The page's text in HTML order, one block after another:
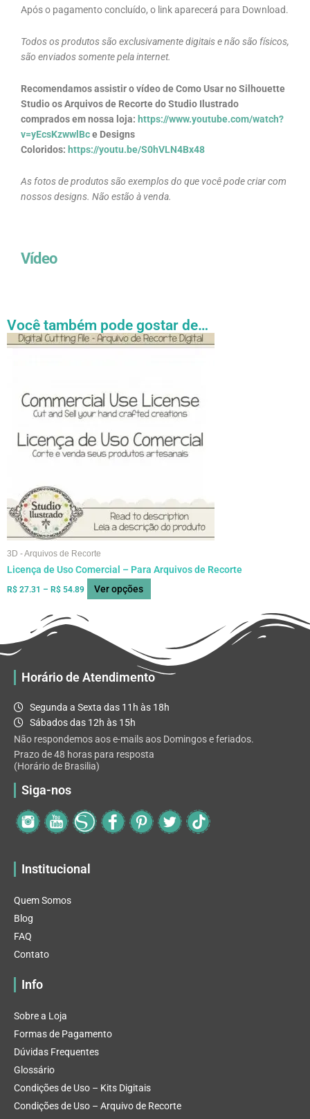
Após o pagamento concluído, o link aparecerá para Download.
Todos os produtos são exclusivamente digitais e não são físicos,
são enviados somente pela internet.
Recomendamos assistir o vídeo de Como Usar no Silhouette
Studio os Arquivos de Recorte do Studio Ilustrado
comprados em nossa loja: https://www.youtube.com/watch?
v=yEcsKzwwlBce Designs
Coloridos: https://youtu.be/S0hVLN4Bx48
As fotos de produtos são exemplos do que você pode criar com
nossos designs. Não estão à venda.
Vídeo
Você também pode gostar de…
3D - Arquivos de Recorte
Licença de Uso Comercial – Para Arquivos de Recorte
R$ 27.31 – R$ 54.89
Faixa
de
R$ 54.89
Ver opções
Este
variantes.
As
podem
ser
página
do
produto
Horário de Atendimento
Segunda a Sexta das 11h às 18h
Sábados das 12h às 15h
Não respondemos aos e-mails aos Domingos e feriados.
Prazo de 48 horas para resposta
(Horário de Brasilia)
Siga-nos
Institucional
Quem Somos
Blog
FAQ
Contato
Info
Sobre a Loja
Formas de Pagamento
Dúvidas Frequentes
Glossário
Condições de Uso – Kits Digitais
Condições de Uso – Arquivo de Recorte